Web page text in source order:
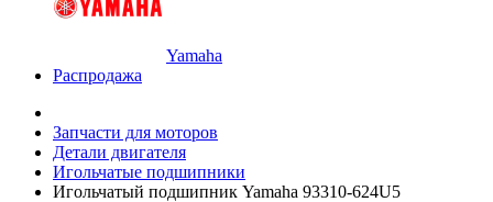
Yamaha
Распродажа
Запчасти для моторов
Детали двигателя
Игольчатые подшипники
Игольчатый подшипник Yamaha 93310-624U5